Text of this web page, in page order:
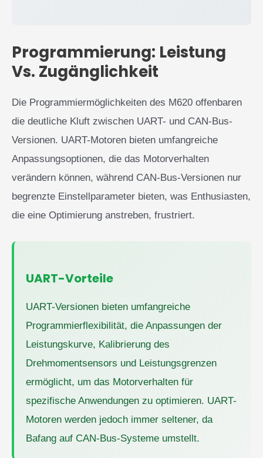
Programmierung: Leistung
Vs. Zugänglichkeit
Die Programmiermöglichkeiten des M620 offenbaren
die deutliche Kluft zwischen UART- und CAN-Bus-
Versionen. UART-Motoren bieten umfangreiche
Anpassungsoptionen, die das Motorverhalten
verändern können, während CAN-Bus-Versionen nur
begrenzte Einstellparameter bieten, was Enthusiasten,
die eine Optimierung anstreben, frustriert.
UART-Vorteile
UART-Versionen bieten umfangreiche
Programmierflexibilität, die Anpassungen der
Leistungskurve, Kalibrierung des
Drehmomentsensors und Leistungsgrenzen
ermöglicht, um das Motorverhalten für
spezifische Anwendungen zu optimieren. UART-
Motoren werden jedoch immer seltener, da
Bafang auf CAN-Bus-Systeme umstellt.